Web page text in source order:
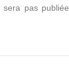
pas publiée.